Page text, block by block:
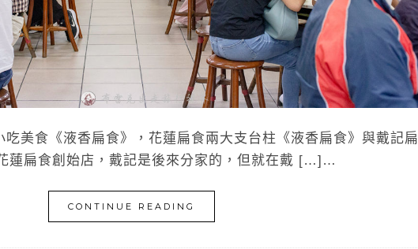
美食《液香扁食》，花蓮扁食兩大支台柱《液香扁食》與戴記扁
蓮扁食創始店，戴記是後來分家的，但就在戴 […]…
CONTINUE READING